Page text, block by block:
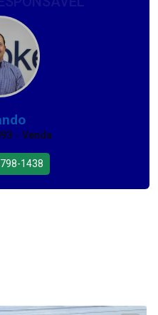
- Venda
1438